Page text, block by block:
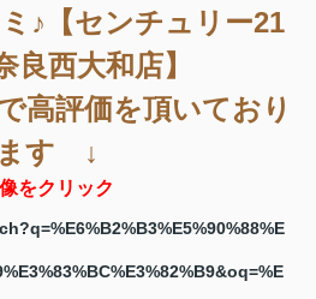
♪【センチュリー21
良西大和店】
高評価を頂いており
ます ↓
をクリック